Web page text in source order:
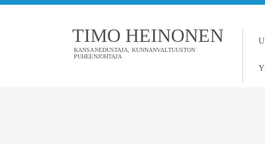
TIMO HEINONEN
KANSANEDUSTAJA, KUNNANVALTUUSTON
PUHEENJOHTAJA